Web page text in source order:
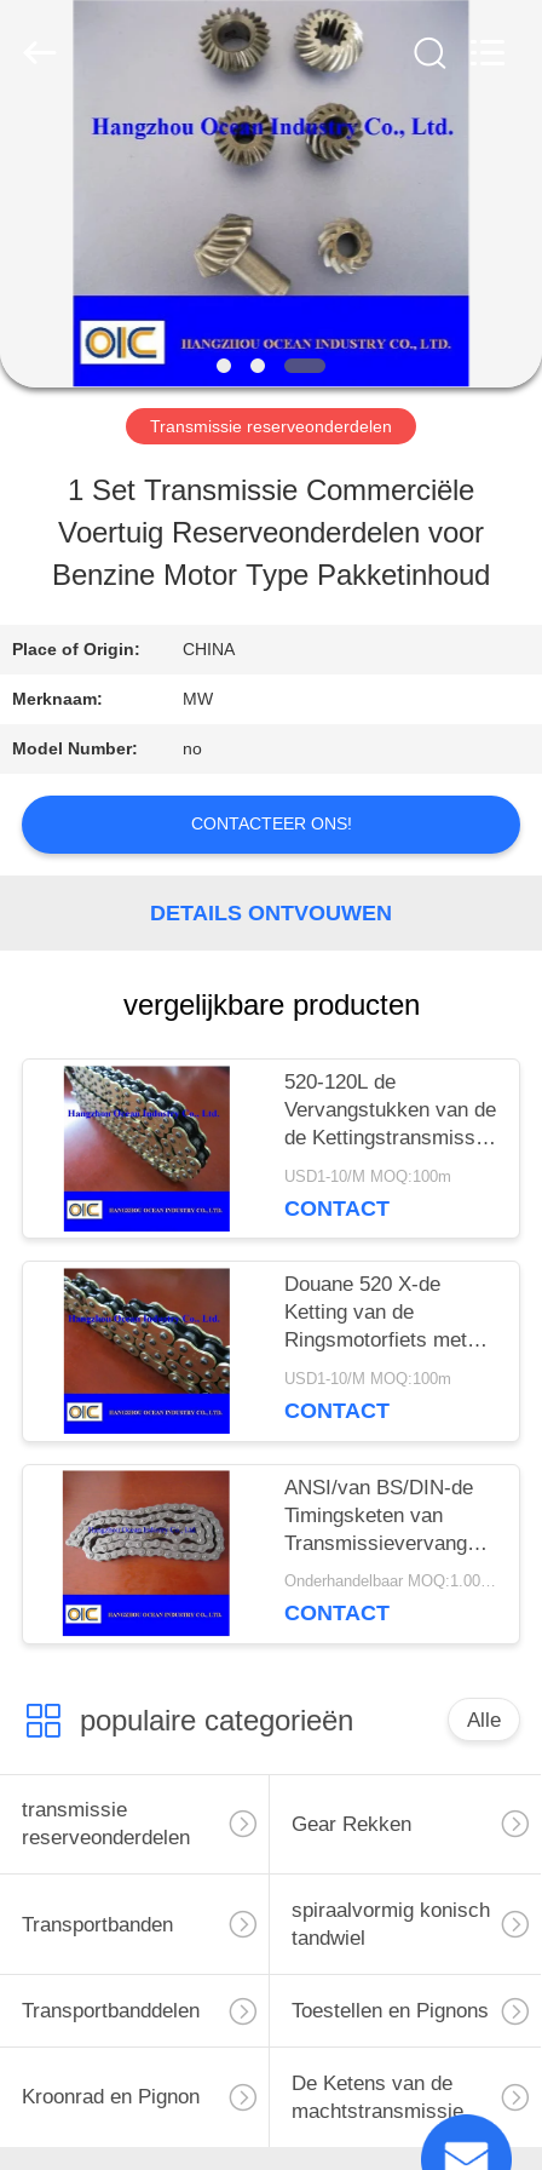
PRODUCTEN
ONGEVEER
ONS
FABRIEKSREIS
KWALITEITSCONTROLE
VERZOEK
OM
SITEMAP
PRIVACY
POLICY
Transmissie reserveonderdelen
1 Set Transmissie Commerciële
Voertuig Reserveonderdelen voor
Benzine Motor Type Pakketinhoud
Place of Origin: CHINA
Merknaam: MW
Model Number: no
CONTACTEER ONS!
DETAILS ONTVOUWEN
vergelijkbare producten
520-120L de
Vervangstukken van de
de Kettingstransmissie
van de motorfietso-ring
USD1-10/M MOQ:100m
CONTACT
Douane 520 X-de
Ketting van de
Ringsmotorfiets met
Zwarte binnen Gele
USD1-10/M MOQ:100m
CONTACT
ANSI/van BS/DIN-de
Timingsketen van
Transmissievervangstukken
voor Motorfietsmotor Onderhandelbaar MOQ:1.000 m
CONTACT
populaire categorieën Alle
transmissie
reserveonderdelen
Gear Rekken
Transportbanden
spiraalvormig konisch
tandwiel
Transportbanddelen Toestellen en Pignons
Kroonrad en Pignon
De Ketens van de
machtstransmissie